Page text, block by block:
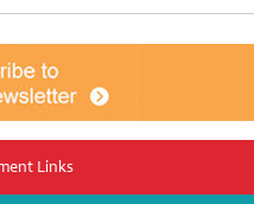
Links